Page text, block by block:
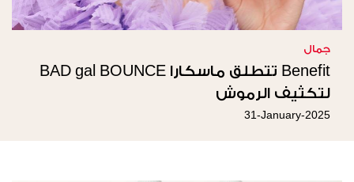
جمال
Benefit تتطلق ماسكارا BAD gal BOUNCE
لتكثيف الرموش
31-January-2025